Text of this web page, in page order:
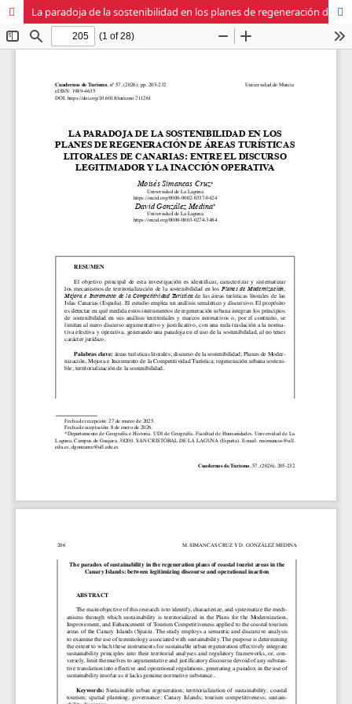
La paradoja de la sostenibilidad en los planes de regeneración de áreas turísticas litorales de Canarias: entre el discurso legitimador y la inacción operativa